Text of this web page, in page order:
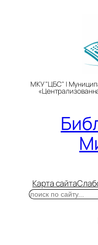
МКУ "ЦБС" |
Карта сайта
Поиск